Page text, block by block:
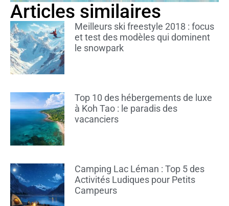
Articles similaires
Meilleurs ski freestyle 2018 : focus
et test des modèles qui dominent
le snowpark
Top 10 des hébergements de luxe
à Koh Tao : le paradis des
vacanciers
Camping Lac Léman : Top 5 des
Activités Ludiques pour Petits
Campeurs